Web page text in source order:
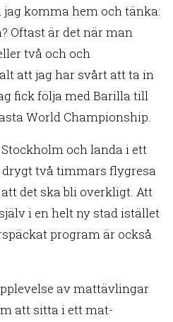
komma hem och tänka:
Oftast är det när man
två och och
att jag har svårt att ta in
fick följa med Barilla till
World Championship.
och landa i ett
två timmars flygresa
det ska bli overkligt. Att
i en helt ny stad istället
program är också
av mattävlingar
att sitta i ett mat-